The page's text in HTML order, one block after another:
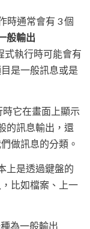
時通常會有 3 個
般輸出
式執行時可能會有
是一般訊息或是
時它在畫面上顯示
的訊息輸出，還
做訊息的分類。
上是透過鍵盤的
比如檔案、上一
為一般輸出